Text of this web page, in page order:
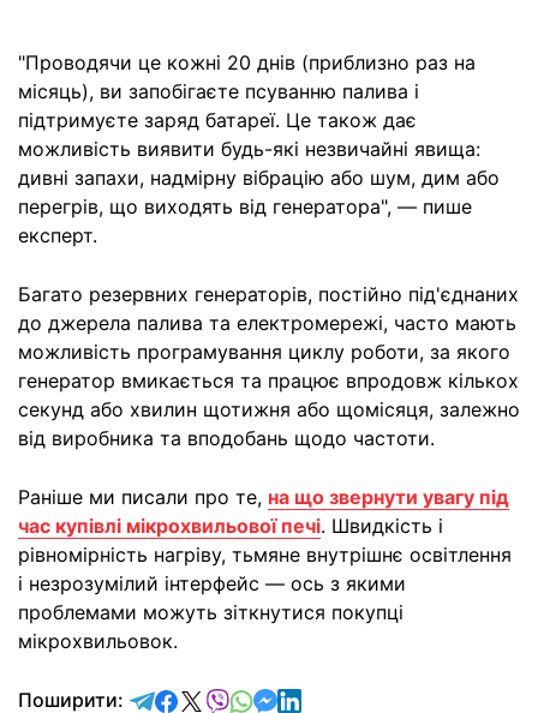
"Проводячи це кожні 20 днів (приблизно раз на
місяць), ви запобігаєте псуванню палива і
підтримуєте заряд батареї. Це також дає
можливість виявити будь-які незвичайні явища:
дивні запахи, надмірну вібрацію або шум, дим або
перегрів, що виходять від генератора", — пише
експерт.
Багато резервних генераторів, постійно під'єднаних
до джерела палива та електромережі, часто мають
можливість програмування циклу роботи, за якого
генератор вмикається та працює впродовж кількох
секунд або хвилин щотижня або щомісяця, залежно
від виробника та вподобань щодо частоти.
Раніше ми писали про те, на що звернути увагу під
час купівлі мікрохвильової печі. Швидкість і
рівномірність нагріву, тьмяне внутрішнє освітлення
і незрозумілий інтерфейс — ось з якими
проблемами можуть зіткнутися покупці
мікрохвильовок.
Поширити: відправити у Telegram
поділитись у Facebook
поділитись у X
відправити у Viber
відправити у Whatsapp
відправити у Messenger
відправити у LinkedIn